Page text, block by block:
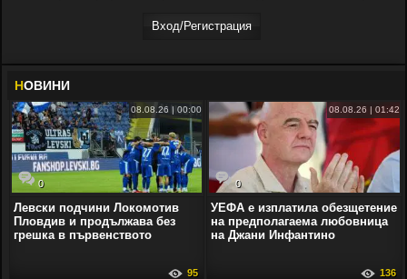
Вход/Регистрaция
НОВИНИ
0
08.08.26 | 00:00
Левски подчини Локомотив
Пловдив и продължава без
грешка в първенството
95
0
08.08.26 | 01:42
УЕФА е изплатила обезщетение
на предполагаема любовница
на Джани Инфантино
136